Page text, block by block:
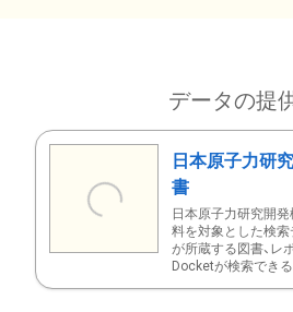
データの提
日本原子力研
書
日本原子力研究開
料を対象とした検
が所蔵する図書、レ
Docketが検索できる